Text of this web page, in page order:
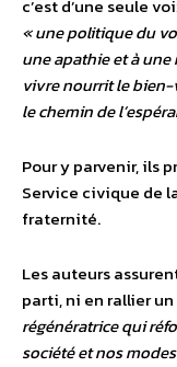
c’est d’une seule
« une politique du
une apathie et à
vivre nourrit le bien-
le chemin de
Pour y parvenir, ils
Service civique de
fraternité.
Les auteurs
parti, ni en rallier
régénératrice qui
société et nos